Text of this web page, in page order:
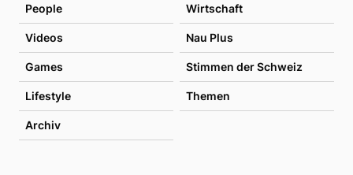
People Wirtschaft
Videos Nau Plus
Games Stimmen der Schweiz
Lifestyle Themen
Archiv